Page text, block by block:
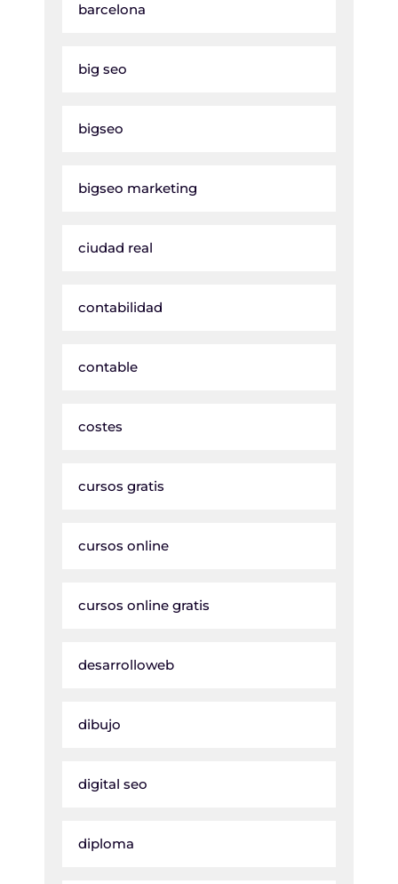
barcelona
big seo
bigseo
bigseo marketing
ciudad real
contabilidad
contable
costes
cursos gratis
cursos online
cursos online gratis
desarrolloweb
dibujo
digital seo
diploma